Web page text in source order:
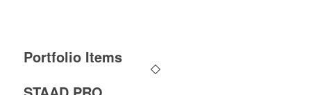
Portfolio Items